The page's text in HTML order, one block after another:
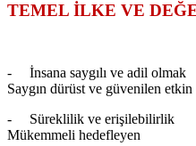
TEMEL İLKE VE
-
İnsana
Saygın dürüst ve güvenilen
-
Süreklilik ve
Mükemmeli hedefleyen